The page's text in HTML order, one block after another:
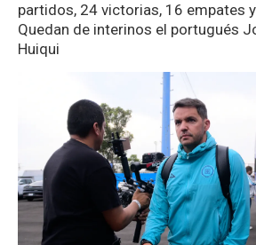
partidos, 24 victorias, 16 empates
Quedan de interinos el portugués
Huiqui